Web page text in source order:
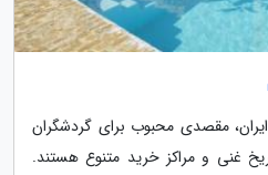
مقصدی محبوب برای گردشگران
غنی و مراکز خرید متنوع هستند.